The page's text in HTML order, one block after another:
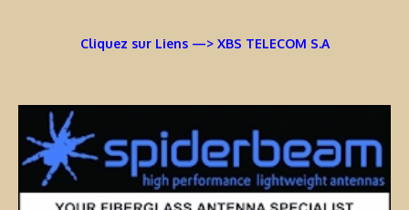
Cliquez sur Liens —> XBS TELECOM S.A